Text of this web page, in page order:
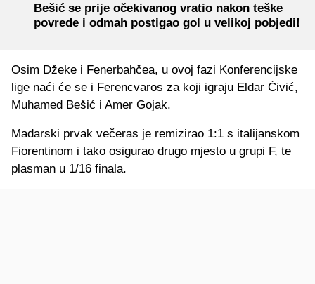
Bešić se prije očekivanog vratio nakon teške
povrede i odmah postigao gol u velikoj pobjedi!
Osim Džeke i Fenerbahčea, u ovoj fazi Konferencijske
lige naći će se i Ferencvaros za koji igraju Eldar Ćivić,
Muhamed Bešić i Amer Gojak.
Mađarski prvak večeras je remizirao 1:1 s italijanskom
Fiorentinom i tako osigurao drugo mjesto u grupi F, te
plasman u 1/16 finala.